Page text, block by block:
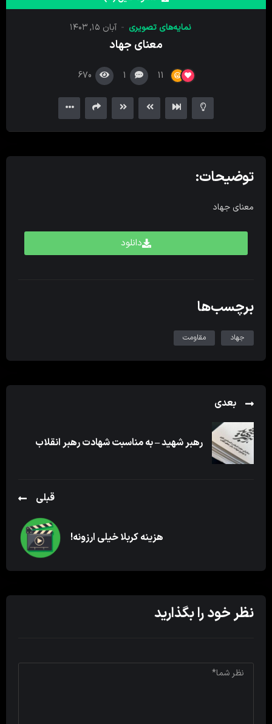
کننده
نمایه‌های تصویری آبان ۱۵, ۱۴۰۳
معنای جهاد
11
1
670
توضیحات:
معنای جهاد
دانلود
برچسب‌ها
جهاد مقاومت
بعدی
رهبر شهید – به مناسبت شهادت رهبر انقلاب
قبلی
هزینه کربلا خیلی ارزونه!
نظر خود را بگذارید